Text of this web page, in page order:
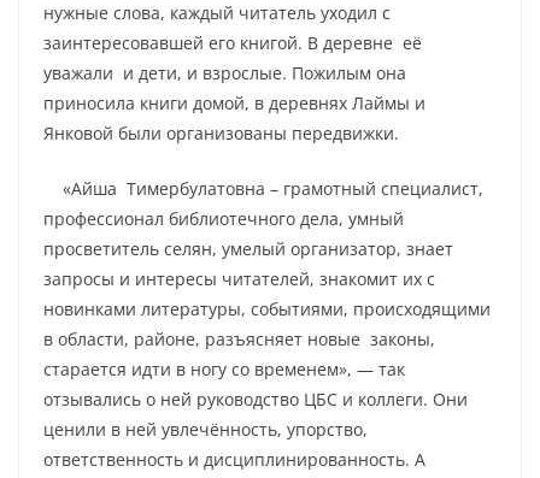
нужные слова, каждый читатель уходил с
заинтересовавшей его книгой. В деревне её
уважали и дети, и взрослые. Пожилым она
приносила книги домой, в деревнях Лаймы и
Янковой были организованы передвижки.
«Айша Тимербулатовна – грамотный специалист,
профессионал библиотечного дела, умный
просветитель селян, умелый организатор, знает
запросы и интересы читателей, знакомит их с
новинками литературы, событиями, происходящими
в области, районе, разъясняет новые законы,
старается идти в ногу со временем», — так
отзывались о ней руководство ЦБС и коллеги. Они
ценили в ней увлечённость, упорство,
ответственность и дисциплинированность. А